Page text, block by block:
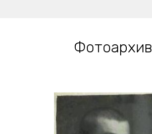
Фотоархив